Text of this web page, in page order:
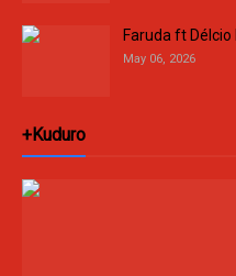
Faruda ft
May 06, 2026
+Kuduro